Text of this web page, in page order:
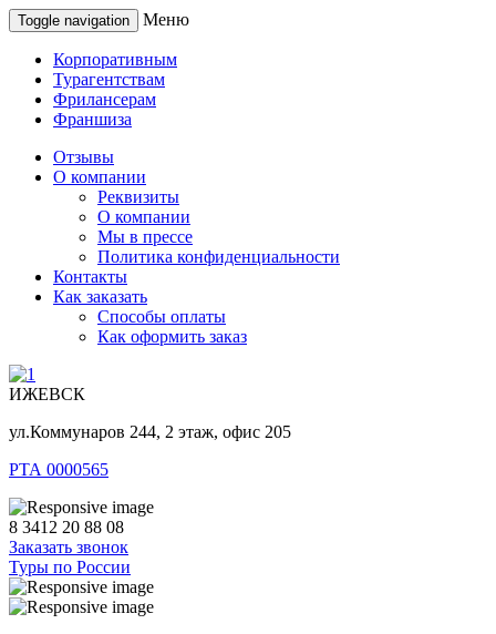
Toggle navigation Меню
Корпоративным
Турагентствам
Фрилансерам
Франшиза
Отзывы
О компании
Реквизиты
О компании
Мы в прессе
Политика конфиденциальности
Контакты
Как заказать
Способы оплаты
Как оформить заказ
ИЖЕВСК
ул.Коммунаров 244, 2 этаж, офис 205
РТА 0000565
8 3412 20 88 08
Заказать звонок
Туры по России